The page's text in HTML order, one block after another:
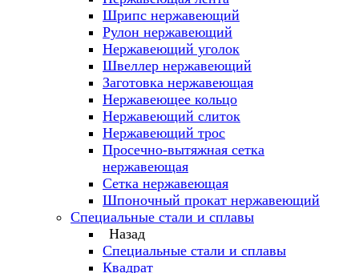
Шрипс нержавеющий
Рулон нержавеющий
Нержавеющий уголок
Швеллер нержавеющий
Заготовка нержавеющая
Нержавеющее кольцо
Нержавеющий слиток
Нержавеющий трос
Просечно-вытяжная сетка
нержавеющая
Сетка нержавеющая
Шпоночный прокат нержавеющий
Специальные стали и сплавы
Назад
Специальные стали и сплавы
Квадрат